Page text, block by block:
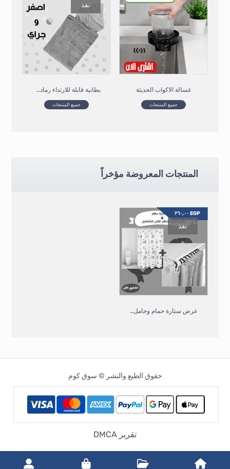
غسالة الاكواب الحديثة
جميع المنتجات
بطانية قابلة للارتداء رمادى و اصفر
جميع المنتجات
نفذ
المنتجات المعروضة مؤخراً
عرض ستارة حمام وحامل ستارة الحمام القابل للتشكيل
EGP
نفذ
حقوق الطبع والنشر © سوق كوم
تقرير DMCA